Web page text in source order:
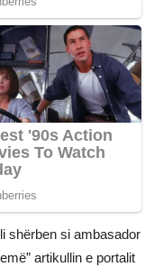
shërben si ambasador
artikullin e portalit